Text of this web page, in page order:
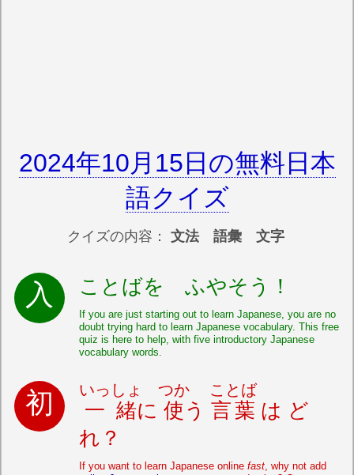
2024年10月15日の無料日本
語クイズ
クイズの内容： 文法 語彙 文字
ことばを ふやそう！
If you are just starting out to learn Japanese, you are no
doubt trying hard to learn Japanese vocabulary. This free
quiz is here to help, with five introductory Japanese
vocabulary words.
一緒
いっしょ
に 使
つか
う 言葉
ことば
は ど
れ？
If you want to learn Japanese online fast, why not add